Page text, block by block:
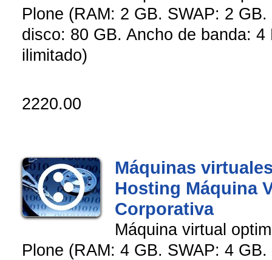
Plone (RAM: 2 GB. SWAP: 2
disco: 80 GB. Ancho de banda: 4
ilimitado)
2220.00
Máquinas
Hosting Máquina
Corporativa
Máquina virtual
Plone (RAM: 4 GB. SWAP: 4